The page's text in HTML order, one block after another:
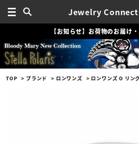
Jewelry
【お知らせ】お荷物のお届け
TOP ブランド ロンワンズ ロンワンズ O リン